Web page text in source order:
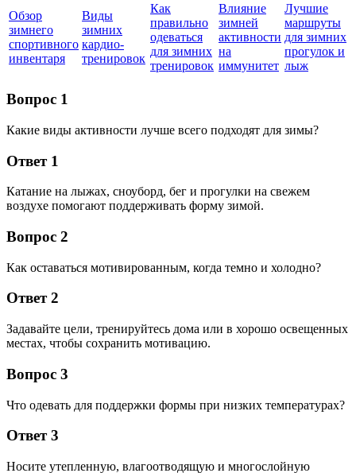
Обзор
зимнего
спортивного
инвентаря
Виды
зимних
кардио-
тренировок
Как
правильно
одеваться
для зимних
тренировок
Влияние
зимней
активности
на
иммунитет
Лучшие
маршруты
для зимних
прогулок и
лыж
Вопрос 1
Какие виды активности лучше всего подходят для зимы?
Ответ 1
Катание на лыжах, сноуборд, бег и прогулки на свежем
воздухе помогают поддерживать форму зимой.
Вопрос 2
Как оставаться мотивированным, когда темно и холодно?
Ответ 2
Задавайте цели, тренируйтесь дома или в хорошо освещенных
местах, чтобы сохранить мотивацию.
Вопрос 3
Что одевать для поддержки формы при низких температурах?
Ответ 3
Носите утепленную, влагоотводящую и многослойную